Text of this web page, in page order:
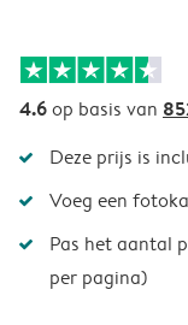
4.6op basis van
Deze prijs is
Voeg een
Pas het aantal
per pagina)